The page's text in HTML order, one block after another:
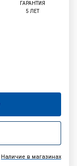
ГАРАНТИЯ
5 ЛЕТ
Наличие в магазинах